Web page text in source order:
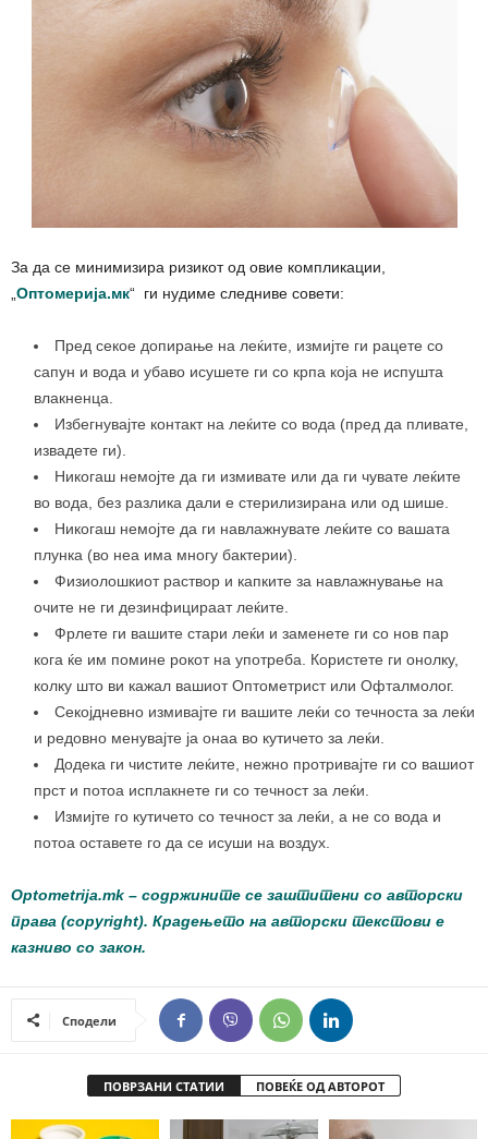
За да се минимизира ризикот од овие компликации,
Оптомерија.мк“ ги нудиме следниве совети:
Пред секое допирање на леќите, измијте ги рацете со
сапун и вода и убаво исушете ги со крпа која не испушта
влакненца.
Избегнувајте контакт на леќите со вода (пред да пливате,
извадете ги).
Никогаш немојте да ги измивате или да ги чувате леќите
во вода, без разлика дали е стерилизирана или од шише.
Никогаш немојте да ги навлажнувате леќите со вашата
плунка (во неа има многу бактерии).
Физиолошкиот раствор и капките за навлажнување на
очите не ги дезинфицираат леќите.
Фрлете ги вашите стари леќи и заменете ги со нов пар
кога ќе им помине рокот на употреба. Користете ги онолку,
колку што ви кажал вашиот Оптометрист или Офталмолог.
Секојдневно измивајте ги вашите леќи со течноста за леќи
и редовно менувајте ја онаа во кутичето за леќи.
Додека ги чистите леќите, нежно протривајте ги со вашиот
прст и потоа исплакнете ги со течност за леќи.
Измијте го кутичето со течност за леќи, а не со вода и
потоа оставете го да се исуши на воздух.
Optometrija.mk – содржините се заштитени со авторски
права (copyright). Крадењето на авторски текстови е
казниво со закон.
Сподели
ПОВРЗАНИ СТАТИИ ПОВЕЌЕ ОД АВТОРОТ